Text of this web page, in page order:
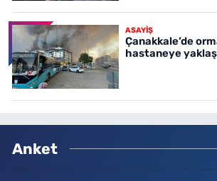
ASAYİŞ
Çanakkale’de
hastaneye
Anket